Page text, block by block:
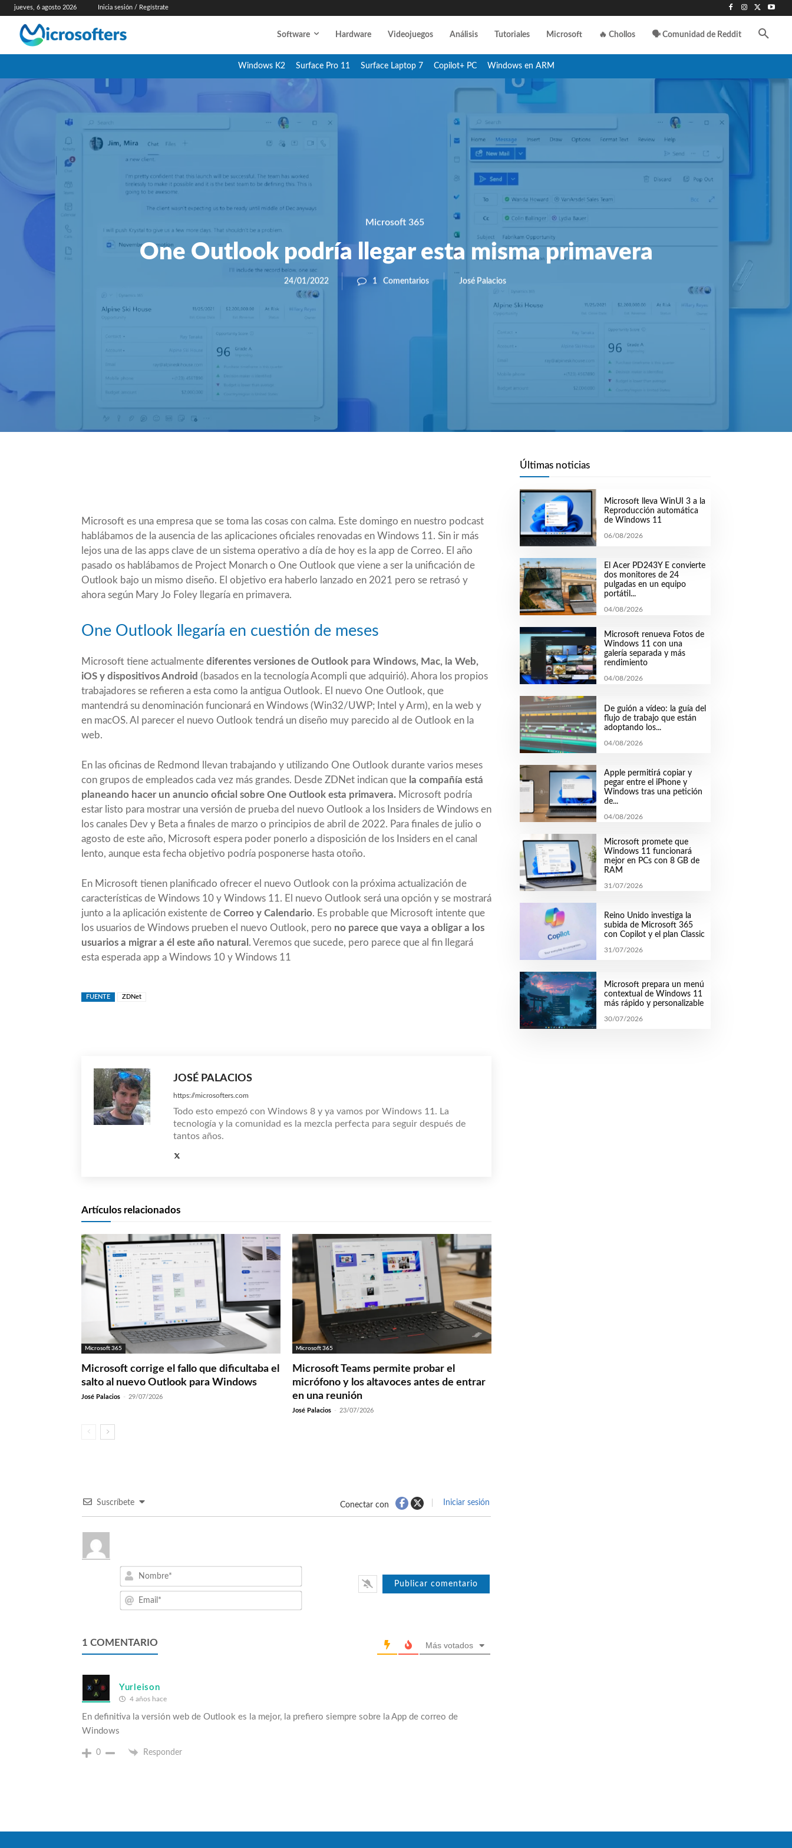
jueves, 6 agosto 2026 Inicia sesión / Regístrate
Software Hardware Videojuegos Análisis Tutoriales Microsoft 🔥 Chollos 🗣️ Comunidad de Reddit
Windows K2 Surface Pro 11 Surface Laptop 7 Copilot+ PC Windows en ARM
Microsoft 365
One Outlook podría llegar esta misma primavera
24/01/2022 1 Comentarios José Palacios
Microsoft es una empresa que se toma las cosas con calma. Este domingo en nuestro podcast
hablábamos de la ausencia de las aplicaciones oficiales renovadas en Windows 11. Sin ir más
lejos una de las apps clave de un sistema operativo a día de hoy es la app de Correo. El año
pasado os hablábamos de Project Monarch o One Outlook que viene a ser la unificación de
Outlook bajo un mismo diseño. El objetivo era haberlo lanzado en 2021 pero se retrasó y
ahora según Mary Jo Foley llegaría en primavera.
One Outlook llegaría en cuestión de meses
Microsoft tiene actualmente diferentes versiones de Outlook para Windows, Mac, la Web,
iOS y dispositivos Android (basados en la tecnología Acompli que adquirió). Ahora los propios
trabajadores se refieren a esta como la antigua Outlook. El nuevo One Outlook, que
mantendrá su denominación funcionará en Windows (Win32/UWP; Intel y Arm), en la web y
en macOS. Al parecer el nuevo Outlook tendrá un diseño muy parecido al de Outlook en la
web.
En las oficinas de Redmond llevan trabajando y utilizando One Outlook durante varios meses
con grupos de empleados cada vez más grandes. Desde ZDNet indican que la compañía está
planeando hacer un anuncio oficial sobre One Outlook esta primavera. Microsoft podría
estar listo para mostrar una versión de prueba del nuevo Outlook a los Insiders de Windows en
los canales Dev y Beta a finales de marzo o principios de abril de 2022. Para finales de julio o
agosto de este año, Microsoft espera poder ponerlo a disposición de los Insiders en el canal
lento, aunque esta fecha objetivo podría posponerse hasta otoño.
En Microsoft tienen planificado ofrecer el nuevo Outlook con la próxima actualización de
características de Windows 10 y Windows 11. El nuevo Outlook será una opción y se mostrará
junto a la aplicación existente de Correo y Calendario. Es probable que Microsoft intente que
los usuarios de Windows prueben el nuevo Outlook, pero no parece que vaya a obligar a los
usuarios a migrar a él este año natural . Veremos que sucede, pero parece que al fin llegará
esta esperada app a Windows 10 y Windows 11
FUENTE ZDNet
JOSÉ PALACIOS
https://microsofters.com
Todo esto empezó con Windows 8 y ya vamos por Windows 11. La
tecnología y la comunidad es la mezcla perfecta para seguir después de
tantos años.
Artículos relacionados
Microsoft 365
Microsoft corrige el fallo que dificultaba el
salto al nuevo Outlook para Windows
José Palacios - 29/07/2026
Microsoft 365
Microsoft Teams permite probar el
micrófono y los altavoces antes de entrar
en una reunión
José Palacios - 23/07/2026
Suscríbete Conectar con Iniciar sesión
1 COMENTARIO Más votados
Yurleison
4 años hace
En definitiva la versión web de Outlook es la mejor, la prefiero siempre sobre la App de correo de
Windows
0 Responder
Últimas noticias
Microsoft lleva WinUI 3 a la
Reproducción automática
de Windows 11
06/08/2026
El Acer PD243Y E convierte
dos monitores de 24
pulgadas en un equipo
portátil...
04/08/2026
Microsoft renueva Fotos de
Windows 11 con una
galería separada y más
rendimiento
04/08/2026
De guión a vídeo: la guía del
flujo de trabajo que están
adoptando los...
04/08/2026
Apple permitirá copiar y
pegar entre el iPhone y
Windows tras una petición
de...
04/08/2026
Microsoft promete que
Windows 11 funcionará
mejor en PCs con 8 GB de
RAM
31/07/2026
Reino Unido investiga la
subida de Microsoft 365
con Copilot y el plan Classic
31/07/2026
Microsoft prepara un menú
contextual de Windows 11
más rápido y personalizable
30/07/2026